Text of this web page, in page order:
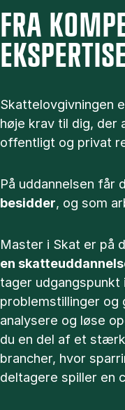
FRA
Skattelovgivningen
høje krav til dig, der
offentligt og privat
På uddannelsen får
besidder, og som
Master i Skat er på
en
tager
problemstillinger og
analysere og løse
du en del af et
brancher, hvor
deltagere spiller en